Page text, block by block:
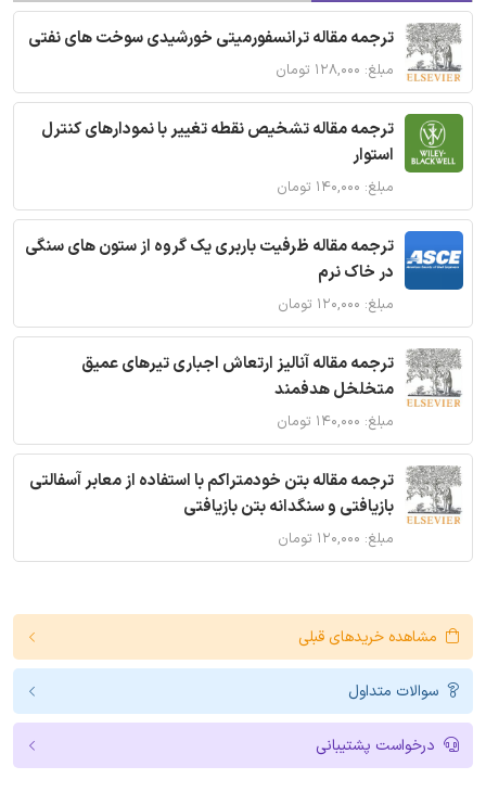
ترجمه مقاله ترانسفورمیتی خورشیدی سوخت های نفتی
مبلغ: ۱۲۸,۰۰۰ تومان
ترجمه مقاله تشخیص نقطه تغییر با نمودارهای کنترل
استوار
مبلغ: ۱۴۰,۰۰۰ تومان
ترجمه مقاله ظرفیت باربری یک گروه از ستون های سنگی
در خاک نرم
مبلغ: ۱۲۰,۰۰۰ تومان
ترجمه مقاله آنالیز ارتعاش اجباری تیرهای عمیق
متخلخل هدفمند
مبلغ: ۱۴۰,۰۰۰ تومان
ترجمه مقاله بتن خودمتراکم با استفاده از معابر آسفالتی
بازیافتی و سنگدانه بتن بازیافتی
مبلغ: ۱۲۰,۰۰۰ تومان
مشاهده خریدهای قبلی
سوالات متداول
درخواست پشتیبانی